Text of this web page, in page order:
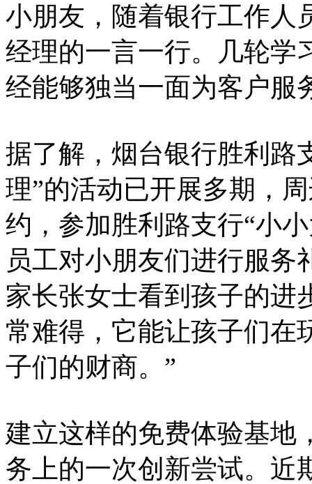
小朋友，随着银行工作人
经理的一言一行。几轮学
经能够独当一面为客户服
据了解，烟台银行胜利路
理”的活动已开展多期，
约，参加胜利路支行“小
员工对小朋友们进行服务
家长张女士看到孩子的进
常难得，它能让孩子们在
子们的财商。”
建立这样的免费体验基地
务上的一次创新尝试。近